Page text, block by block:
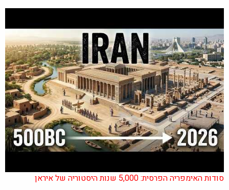
סודות האימפריה הפרסית: 5,000 שנות היסטוריה של איראן